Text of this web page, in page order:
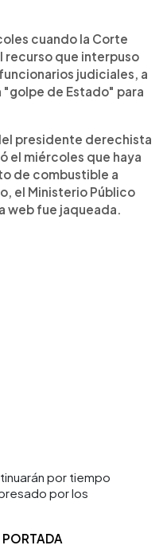
cuando la Corte
recurso que interpuso
judiciales, a
de Estado" para
presidente derechista
el miércoles que haya
de combustible a
el Ministerio Público
web fue jaqueada.
por tiempo
por los
PORTADA